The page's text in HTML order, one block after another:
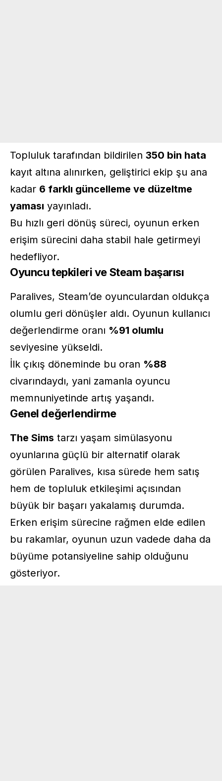
Topluluk tarafından bildirilen 350 bin hata
kayıt altına alınırken, geliştirici ekip şu ana
kadar 6 farklı güncelleme ve düzeltme
yaması yayınladı.
Bu hızlı geri dönüş süreci, oyunun erken
erişim sürecini daha stabil hale getirmeyi
hedefliyor.
Oyuncu tepkileri ve Steam başarısı
Paralives, Steam’de oyunculardan oldukça
olumlu geri dönüşler aldı. Oyunun kullanıcı
değerlendirme oranı %91 olumlu
seviyesine yükseldi.
İlk çıkış döneminde bu oran %88
civarındaydı, yani zamanla oyuncu
memnuniyetinde artış yaşandı.
Genel değerlendirme
The Sims tarzı yaşam simülasyonu
oyunlarına güçlü bir alternatif olarak
görülen Paralives, kısa sürede hem satış
hem de topluluk etkileşimi açısından
büyük bir başarı yakalamış durumda.
Erken erişim sürecine rağmen elde edilen
bu rakamlar, oyunun uzun vadede daha da
büyüme potansiyeline sahip olduğunu
gösteriyor.